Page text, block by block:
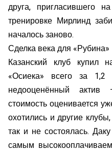
друга, пригласившего
тренировке Мирлинд
началось заново.
Сделка века для «Рубина»
Казанский клуб купил
«Осиека» всего за
недооценённый
стоимость оценивается
охотились и другие
так и не состоялась.
самым